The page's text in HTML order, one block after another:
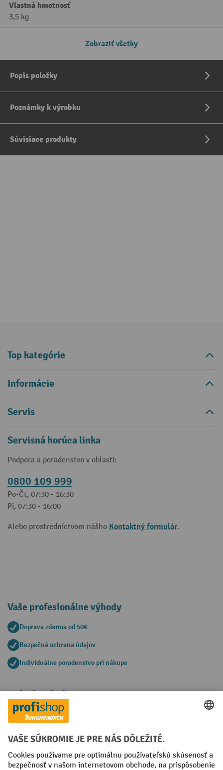
Vlastná hmotnosť
3,5 kg
Zobraziť všetky
Popis položky
Poznámky k výrobku
Súvisiace produkty
Top kategórie
Informácie
Servis
Servisná horúca linka
Podpora a poradenstvo v oblasti:
0800 109 999
Po-Čt, 07:30 - 16:30
Pi, 07:30 - 16:00
Alebo prostredníctvom nášho Kontaktný formulár.
Vaše profesionálne výhody
Doprava zdarma od 50€
Bezpečná ochrana údajov
Individuálne poradenstvo pri nákupe
Spôsoby platby
Creditcard (Master)Creditcard (Visa)
Faktúra Predplatba